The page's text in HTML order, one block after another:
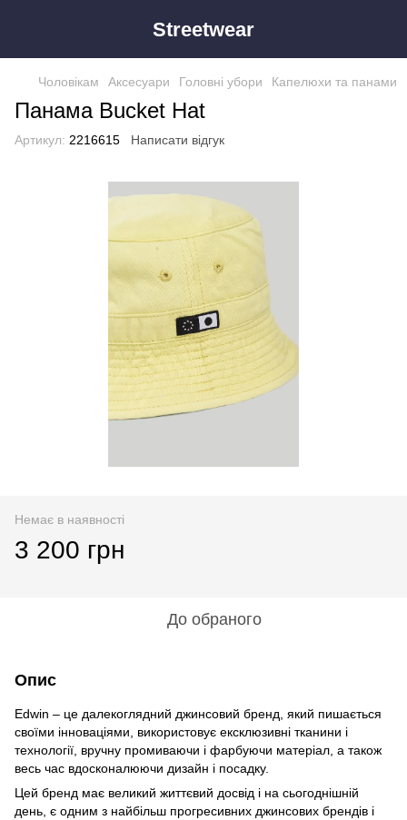
Streetwear
Чоловікам Аксесуари Головні убори Капелюхи та панами
Панама Bucket Hat
Артикул: 2216615 Написати відгук
Немає в наявності
3 200 грн
До обраного
Опис
Edwin – це далекоглядний джинсовий бренд, який пишається
своїми інноваціями, використовує ексклюзивні тканини і
технології, вручну промиваючи і фарбуючи матеріал, а також
весь час вдосконалюючи дизайн і посадку.
Цей бренд має великий життєвий досвід і на сьогоднішній
день, є одним з найбільш прогресивних джинсових брендів і